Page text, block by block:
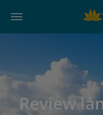
Review